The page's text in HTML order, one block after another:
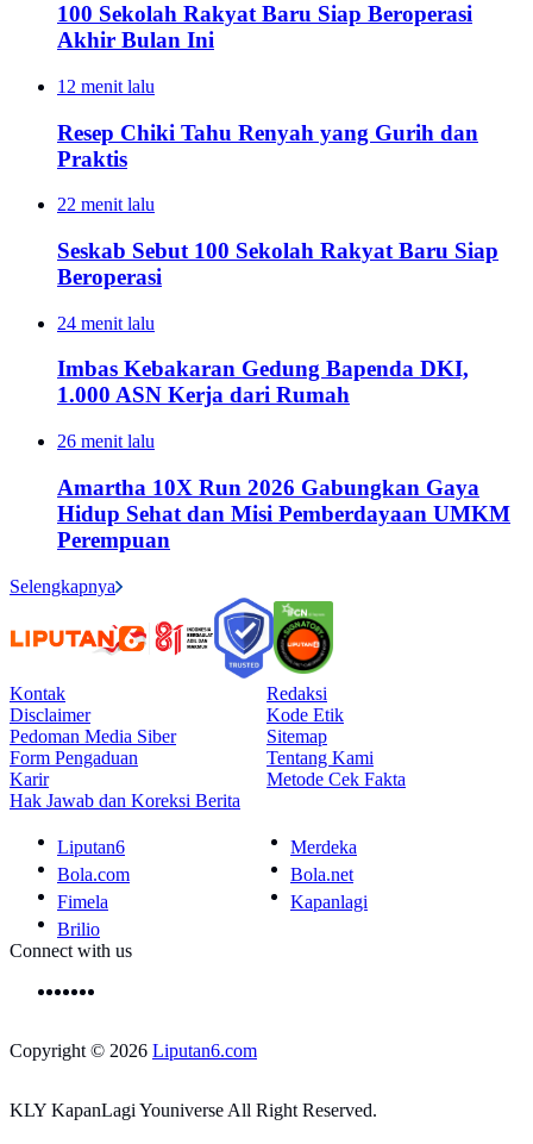
100 Sekolah Rakyat Baru Siap Beroperasi
Akhir Bulan Ini
12 menit lalu
Resep Chiki Tahu Renyah yang Gurih dan
Praktis
22 menit lalu
Seskab Sebut 100 Sekolah Rakyat Baru Siap
Beroperasi
24 menit lalu
Imbas Kebakaran Gedung Bapenda DKI,
1.000 ASN Kerja dari Rumah
26 menit lalu
Amartha 10X Run 2026 Gabungkan Gaya
Hidup Sehat dan Misi Pemberdayaan UMKM
Perempuan
Selengkapnya
Kontak
Redaksi
Disclaimer
Kode Etik
Pedoman Media Siber
Sitemap
Form Pengaduan
Tentang Kami
Karir
Metode Cek Fakta
Hak Jawab dan Koreksi Berita
Liputan6
Merdeka
Bola.com
Bola.net
Fimela
Kapanlagi
Brilio
Connect with us
Copyright © 2026 Liputan6.com
KLY KapanLagi Youniverse All Right Reserved.